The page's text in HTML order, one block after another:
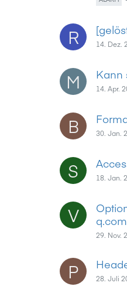
R 14. Dez.
M Kann
14. Apr.
B 30. Jan.
S 18. Jan.
V
q.com
29. Nov.
P 28. Juli